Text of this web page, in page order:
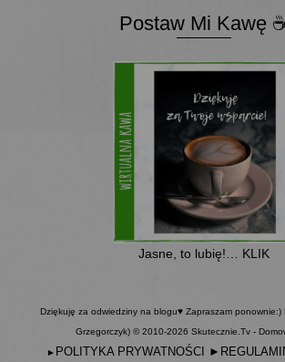
Postaw Mi Kawę
Jasne, to lubię!… KLIK
Dziękuję za odwiedziny na blogu♥ Zapraszam ponownie:)
Grzegorczyk) © 2010-2026 Skutecznie.Tv -
► POLITYKA PRYWATNOŚCI ►